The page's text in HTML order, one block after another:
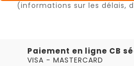
(informations sur les délais,
Paiement en ligne CB
VISA - MASTERCARD